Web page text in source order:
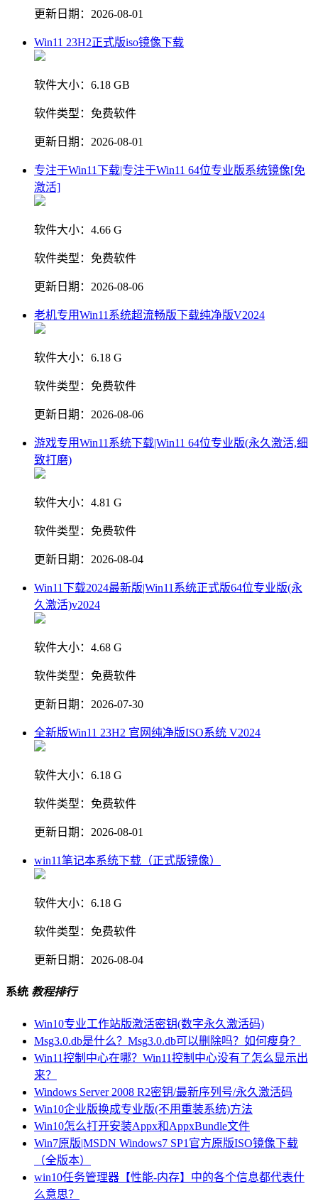
更新日期： 2026-08-01
Win11 23H2正式版iso镜像下载
软件大小： 6.18 GB
软件类型： 免费软件
更新日期： 2026-08-01
专注于Win11下载|专注于Win11 64位专业版系统镜像[免
激活]
软件大小： 4.66 G
软件类型： 免费软件
更新日期： 2026-08-06
老机专用Win11系统超流畅版下载纯净版V2024
软件大小： 6.18 G
软件类型： 免费软件
更新日期： 2026-08-06
游戏专用Win11系统下载|Win11 64位专业版(永久激活,细
致打磨)
软件大小： 4.81 G
软件类型： 免费软件
更新日期： 2026-08-04
Win11下载2024最新版|Win11系统正式版64位专业版(永
久激活)v2024
软件大小： 4.68 G
软件类型： 免费软件
更新日期： 2026-07-30
全新版Win11 23H2 官网纯净版ISO系统 V2024
软件大小： 6.18 G
软件类型： 免费软件
更新日期： 2026-08-01
win11笔记本系统下载（正式版镜像）
软件大小： 6.18 G
软件类型： 免费软件
更新日期： 2026-08-04
系统 教程排行
Win10专业工作站版激活密钥(数字永久激活码)
Msg3.0.db是什么？Msg3.0.db可以删除吗？如何瘦身？
Win11控制中心在哪？Win11控制中心没有了怎么显示出
来？
Windows Server 2008 R2密钥/最新序列号/永久激活码
Win10企业版换成专业版(不用重装系统)方法
Win10怎么打开安装Appx和AppxBundle文件
Win7原版|MSDN Windows7 SP1官方原版ISO镜像下载
（全版本）
win10任务管理器【性能-内存】中的各个信息都代表什
么意思？